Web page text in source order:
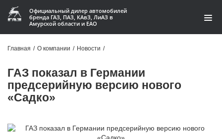
Официальный дилер автомобилей
бренда ГАЗ, ПАЗ, КАвЗ, ЛиАЗ в
Амурской области и ЕАО
Запчасти
Акции
Главная / О компании / Новости /
ГАЗ показал в Германии
предсерийную версию нового
«Садко»